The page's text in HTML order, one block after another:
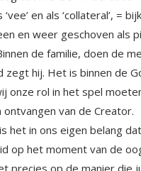
van de Creator.
het in ons eigen belang
het moment van de oogst
precies op de manier die